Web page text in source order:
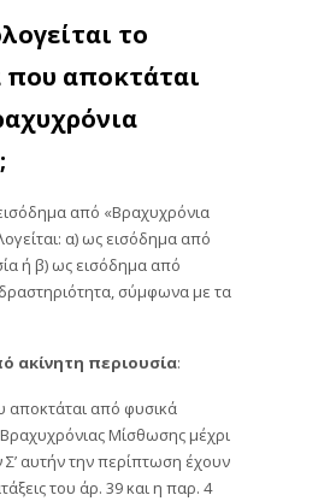
το
που αποκτάται
από «Βραχυχρόνια
α) ως εισόδημα από
ή β) ως εισόδημα από
σύμφωνα με τα
ακίνητη περιουσία:
αποκτάται από φυσικά
Μίσθωσης μέχρι
Σ’ αυτήν την περίπτωση έχουν
του άρ. 39 και η παρ. 4